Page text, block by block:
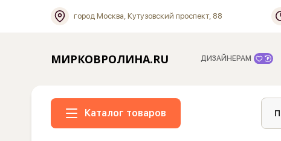
город Москва, Кутузовский проспект, 88
МИРКОВРОЛИНА.RU ДИЗАЙНЕРАМ
Каталог товаров